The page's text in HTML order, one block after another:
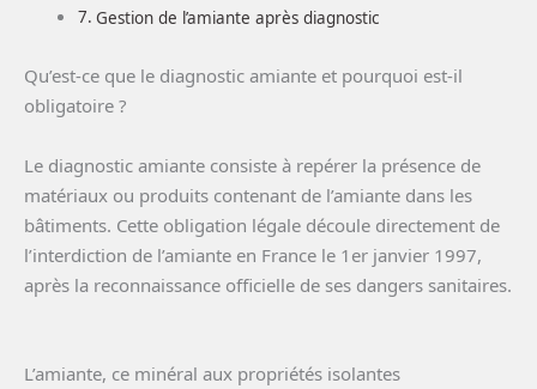
Gestion de l’amiante après diagnostic
Qu’est-ce que le diagnostic amiante et pourquoi est-il
obligatoire ?
Le diagnostic amiante consiste à repérer la présence de
matériaux ou produits contenant de l’amiante dans les
bâtiments. Cette obligation légale découle directement de
l’interdiction de l’amiante en France le 1er janvier 1997,
après la reconnaissance officielle de ses dangers sanitaires.
L’amiante, ce minéral aux propriétés isolantes